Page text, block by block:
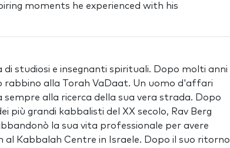
moments he experienced with his
di studiosi e insegnanti spirituali. Dopo molti anni
rabbino alla Torah VaDaat. Un uomo d'affari
alla ricerca della sua vera strada. Dopo
più grandi kabbalisti del XX secolo, Rav Berg
la sua vita professionale per avere
Kabbalah Centre in Israele. Dopo il suo ritorno